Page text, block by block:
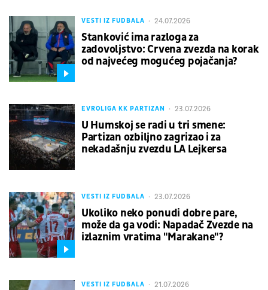
VESTI IZ FUDBALA 24.07.2026
Stanković ima razloga za
zadovoljstvo: Crvena zvezda na korak
od najvećeg mogućeg pojačanja?
EVROLIGA KK PARTIZAN 23.07.2026
U Humskoj se radi u tri smene:
Partizan ozbiljno zagrizao i za
nekadašnju zvezdu LA Lejkersa
VESTI IZ FUDBALA 23.07.2026
Ukoliko neko ponudi dobre pare,
može da ga vodi: Napadač Zvezde na
izlaznim vratima "Marakane"?
VESTI IZ FUDBALA 21.07.2026